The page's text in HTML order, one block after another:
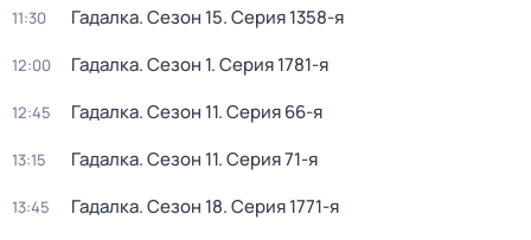
11:30 Гадалка. Сезон 15. Серия 1358-я
12:00 Гадалка. Сезон 1. Серия 1781-я
12:45 Гадалка. Сезон 11. Серия 66-я
13:15 Гадалка. Сезон 11. Серия 71-я
13:45 Гадалка. Сезон 18. Серия 1771-я